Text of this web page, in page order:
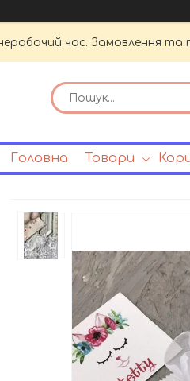
час. Замовлення та
Головна Товари